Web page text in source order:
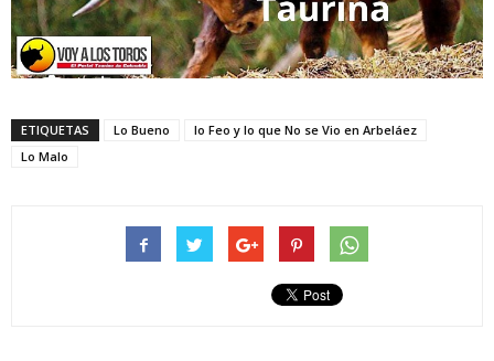
ETIQUETAS Lo Bueno
lo Feo y lo que No se Vio en Arbeláez
Lo Malo